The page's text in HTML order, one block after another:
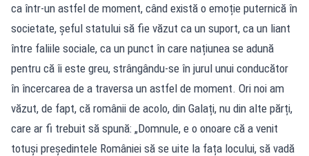
ca într-un astfel de moment, când există o emoție puternică în
societate, șeful statului să fie văzut ca un suport, ca un liant
între faliile sociale, ca un punct în care națiunea se adună
pentru că îi este greu, strângându-se în jurul unui conducător
în încercarea de a traversa un astfel de moment. Ori noi am
văzut, de fapt, că românii de acolo, din Galați, nu din alte părți,
care ar fi trebuit să spună: „Domnule, e o onoare că a venit
totuși președintele României să se uite la fața locului, să vadă